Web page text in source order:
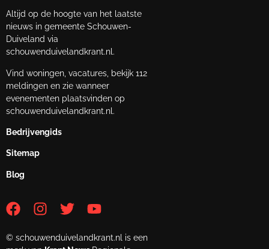
Altijd op de hoogte van het laatste
nieuws in gemeente Schouwen-
Duiveland via
schouwenduivelandkrant.nl.
Vind woningen, vacatures, bekijk 112
meldingen en zie wanneer
evenementen plaatsvinden op
schouwenduivelandkrant.nl.
Bedrijvengids
Sitemap
Blog
© schouwenduivelandkrant.nl is een